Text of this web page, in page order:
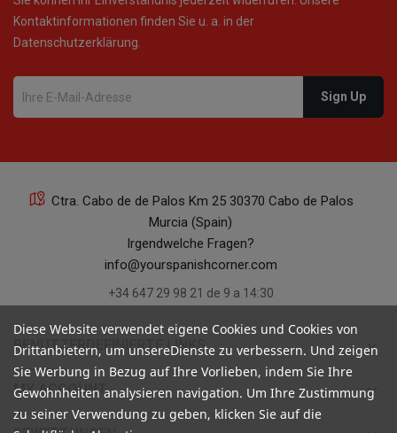
Kontaktinformationen finden Sie u. a. in der
Datenschutzerklärung.
Ctra. Cabo de de Palos Km 25 30370 Cabo de Palos
Murcia (Spain)
Irgendwelche Fragen?
info@yourspanishcorner.com
+34 647 29 98 21 de 9 a 14:30
BENUTZERDEFINIERTE LINKS keyboard_arrow_down
MY ACCOUNT keyboard_arrow_down
Diese Website verwendet eigene Cookies und Cookies von
Drittanbietern, um unsereDienste zu verbessern. Und zeigen
Sie Werbung in Bezug auf Ihre Vorlieben, indem Sie Ihre
Gewohnheiten analysieren navigation. Um Ihre Zustimmung
zu seiner Verwendung zu geben, klicken Sie auf die